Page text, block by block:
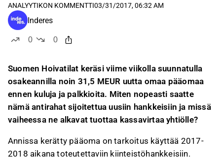
ANALYYTIKON KOMMENTTI03/31/2017, 06:32 AM
Inderes
0
0
Suomen Hoivatilat keräsi viime viikolla suunnatulla
osakeannilla noin 31,5 MEUR uutta omaa pääomaa
ennen kuluja ja palkkioita. Miten nopeasti saatte
nämä antirahat sijoitettua uusiin hankkeisiin ja missä
vaiheessa ne alkavat tuottaa kassavirtaa yhtiölle?
Annissa kerätty pääoma on tarkoitus käyttää 2017-
2018 aikana toteutettaviin kiinteistöhankkeisiin.